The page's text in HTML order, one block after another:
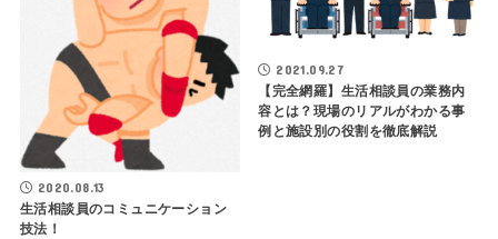
2020.08.13
生活相談員のコミュニケーション
技法！
2021.09.27
【完全網羅】生活相談員の業務内
容とは？現場のリアルがわかる事
例と施設別の役割を徹底解説